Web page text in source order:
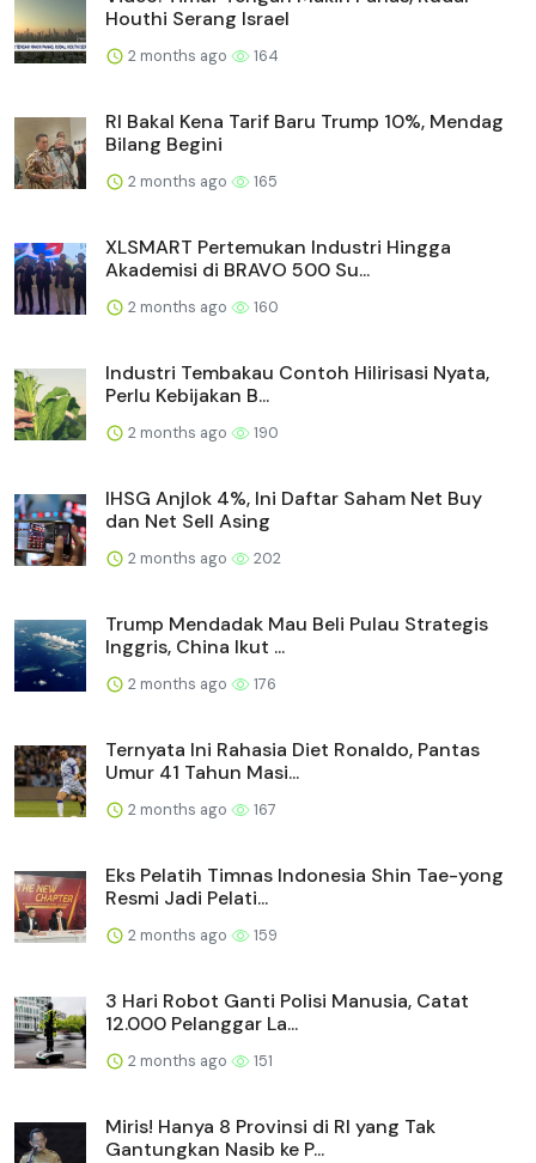
Houthi Serang Israel
2 months ago 164
RI Bakal Kena Tarif Baru Trump 10%, Mendag
Bilang Begini
2 months ago 165
XLSMART Pertemukan Industri Hingga
Akademisi di BRAVO 500 Su...
2 months ago 160
Industri Tembakau Contoh Hilirisasi Nyata,
Perlu Kebijakan B...
2 months ago 190
IHSG Anjlok 4%, Ini Daftar Saham Net Buy
dan Net Sell Asing
2 months ago 202
Trump Mendadak Mau Beli Pulau Strategis
Inggris, China Ikut ...
2 months ago 176
Ternyata Ini Rahasia Diet Ronaldo, Pantas
Umur 41 Tahun Masi...
2 months ago 167
Eks Pelatih Timnas Indonesia Shin Tae-yong
Resmi Jadi Pelati...
2 months ago 159
3 Hari Robot Ganti Polisi Manusia, Catat
12.000 Pelanggar La...
2 months ago 151
Miris! Hanya 8 Provinsi di RI yang Tak
Gantungkan Nasib ke P...